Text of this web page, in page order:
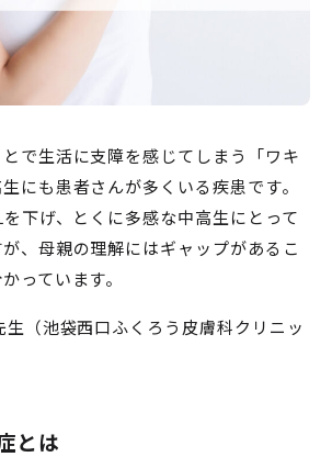
で生活に支障を感じてしまう「ワキ
にも患者さんが多くいる疾患です。
下げ、とくに多感な中高生にとって
、母親の理解にはギャップがあるこ
っています。
（池袋西口ふくろう皮膚科クリニッ
とは